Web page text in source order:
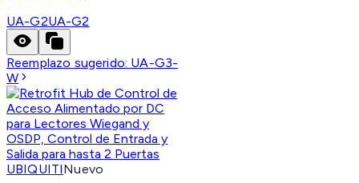
UA-G2UA-G2
Reemplazo sugerido: UA-G3-
W
UBIQUITINuevo